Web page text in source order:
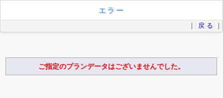
エラー
｜ 戻 る ｜
ご指定のプランデータはございませんでした。